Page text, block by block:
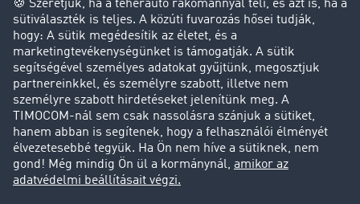
Cég
Sikertörténetek
Ügyfél hoz ügyfelet
Jogi információk
Impresszum